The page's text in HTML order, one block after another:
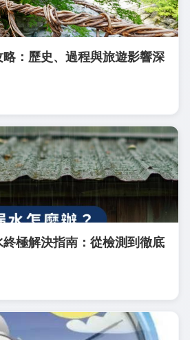
：歷史、過程與旅遊影響深
極解決指南：從檢測到徹底